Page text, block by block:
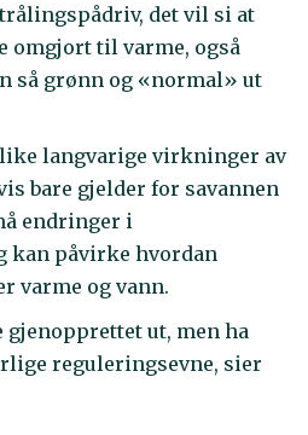
det vil si at
omgjort til varme, også
så grønn og «normal» ut
langvarige virkninger av
bare gjelder for savannen
endringer i
kan påvirke hvordan
varme og vann.
ut, men ha
reguleringsevne, sier